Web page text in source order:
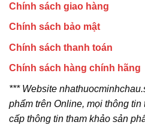
Chính sách giao hàng
Chính sách bảo mật
Chính sách thanh toán
Chính sách hàng chính hãng
*** Website
phẩm trên Online, mọi thông
cấp thông tin tham khảo sản